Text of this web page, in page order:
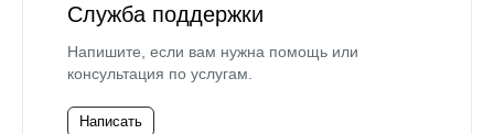
Служба поддержки
Напишите, если вам нужна помощь или
консультация по услугам.
Написать